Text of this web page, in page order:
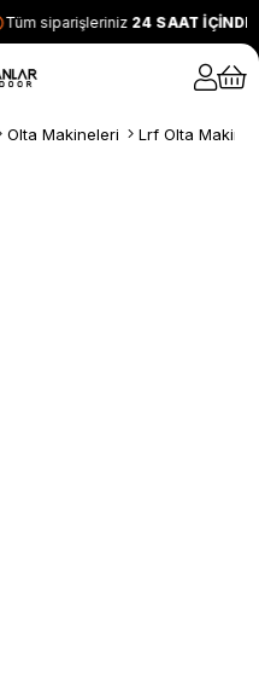
Tüm siparişleriniz 24 SAAT İÇİNDE
Olta Makineleri Lrf Olta